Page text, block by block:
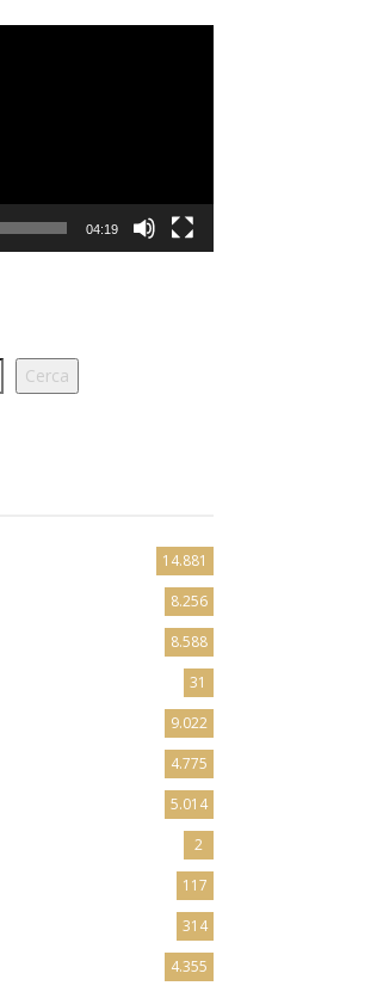
04:19
Cerca
14.881
8.256
8.588
31
9.022
4.775
5.014
2
117
314
4.355